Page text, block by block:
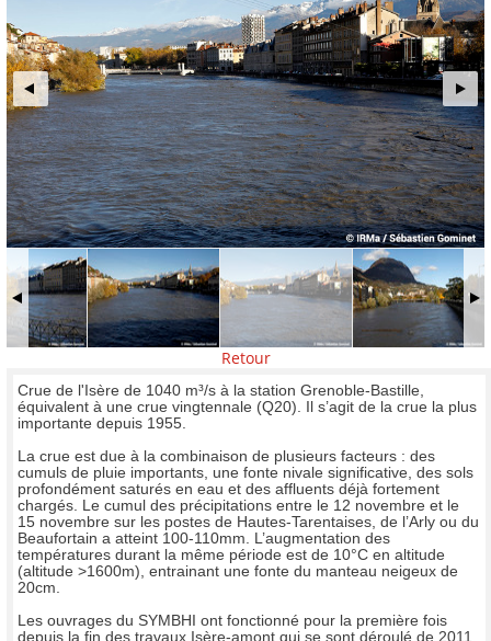
Retour
Crue de l'Isère de 1040 m³/s à la station Grenoble-Bastille,
équivalent à une crue vingtennale (Q20). Il s’agit de la crue la plus
importante depuis 1955.
La crue est due à la combinaison de plusieurs facteurs : des
cumuls de pluie importants, une fonte nivale significative, des sols
profondément saturés en eau et des affluents déjà fortement
chargés. Le cumul des précipitations entre le 12 novembre et le
15 novembre sur les postes de Hautes-Tarentaises, de l’Arly ou du
Beaufortain a atteint 100-110mm. L’augmentation des
températures durant la même période est de 10°C en altitude
(altitude >1600m), entrainant une fonte du manteau neigeux de
20cm.
Les ouvrages du SYMBHI ont fonctionné pour la première fois
depuis la fin des travaux Isère-amont qui se sont déroulé de 2011